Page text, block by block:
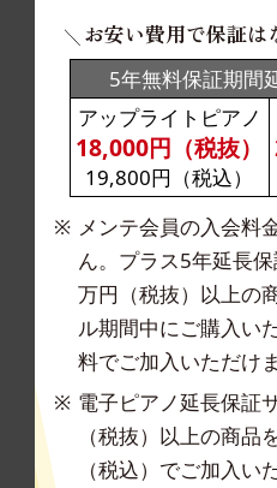
お安い費用で保証は
5年無料保証期間
アップライトピアノ
18,000円（税抜）
19,800円（税込）
メンテ会員の入会料
ん。プラス5年延長
万円（税抜）以上の
ル期間中にご購入い
料でご加入いただけま
電子ピアノ延長保証
（税抜） 以上の商品
（税込）でご加入い